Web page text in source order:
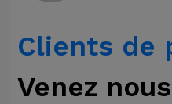
Clients de
Venez